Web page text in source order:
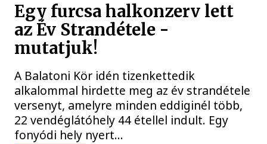
Egy furcsa halkonzerv lett
az Év Strandétele -
mutatjuk!
A Balatoni Kör idén tizenkettedik
alkalommal hirdette meg az év strandétele
versenyt, amelyre minden eddiginél több,
22 vendéglátóhely 44 étellel indult. Egy
fonyódi hely nyert...